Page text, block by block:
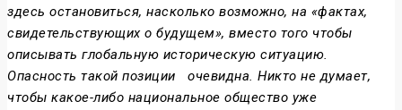
здесь остановиться, насколько возможно, на «фактах,
свидетельствующих о будущем», вместо того чтобы
описывать глобальную историческую ситуацию.
Опасность такой позиции
очевидна. Никто не думает,
чтобы какое-либо национальное общество уже